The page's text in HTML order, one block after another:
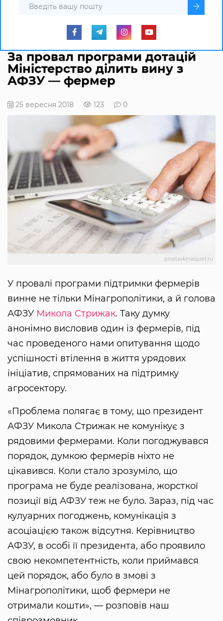
За провал програми дотацій
Міністерство ділить вину з
АФЗУ — фермер
25 вересня 2018 123 0
prostavkinasport.ru
У провалі програми підтримки фермерів
винне не тільки Мінагрополітики, а й голова
АФЗУ Микола Стрижак. Таку думку
анонімно висловив один із фермерів, під
час проведеного нами опитування щодо
успішності втілення в життя урядових
ініціатив, спрямованих на підтримку
агросектору.
«Проблема полягає в тому, що президент
АФЗУ Микола Стрижак не комунікує з
рядовими фермерами. Коли погоджувався
порядок, думкою фермерів ніхто не
цікавився. Коли стало зрозуміло, що
програма не буде реалізована, жорсткої
позиції від АФЗУ теж не було. Зараз, під час
кулуарних погоджень, комунікація з
асоціацією також відсутня. Керівництво
АФЗУ, в особі її президента, або проявило
свою некомпетентність, коли приймався
цей порядок, або було в змові з
Мінагрополітики, щоб фермери не
отримали кошти», — розповів наш